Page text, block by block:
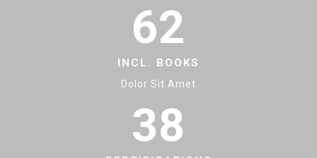
62
INCL. BOOKS
Dolor Sit Amet
38